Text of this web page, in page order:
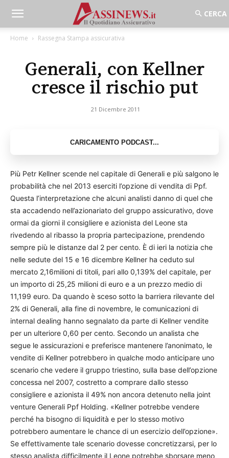
Home Rassegna Stampa assicurativa
Generali, con Kellner
cresce il rischio put
21 Dicembre 2011
Più Petr Kellner scende nel capitale di Generali e più salgono le
probabilità che nel 2013 eserciti l’opzione di vendita di Ppf.
Questa l’interpretazione che alcuni analisti danno di quel che
sta accadendo nell’azionariato del gruppo assicurativo, dove
ormai da giorni il consigliere e azionista del Leone sta
rivedendo al ribasso la propria partecipazione, prendendo
sempre più le distanze dal 2 per cento. È di ieri la notizia che
nelle sedute del 15 e 16 dicembre Kellner ha ceduto sul
mercato 2,16milioni di titoli, pari allo 0,139% del capitale, per
un importo di 25,25 milioni di euro e a un prezzo medio di
11,199 euro. Da quando è sceso sotto la barriera rilevante del
2% di Generali, alla fine di novembre, le comunicazioni di
internal dealing hanno segnalato da parte di Kellner vendite
per un ulteriore 0,60 per cento. Secondo un analista che
segue le assicurazioni e preferisce mantenere l’anonimato, le
vendite di Kellner potrebbero in qualche modo anticipare uno
scenario che vedere il gruppo triestino, sulla base dell’opzione
concessa nel 2007, costretto a comprare dallo stesso
consigliere e azionista il 49% non ancora detenuto nella joint
venture Generali Ppf Holding. «Kellner potrebbe vendere
perché ha bisogno di liquidità e per lo stesso motivo
potrebbero aumentare le chance di un esercizio dell’opzione».
Se effettivamente tale scenario dovesse concretizzarsi, per lo
stesso analista difficilmente il Leone potrebbe sborsare meno